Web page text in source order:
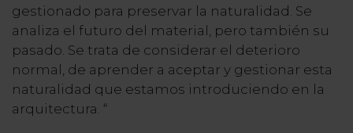
gestionado para preservar la naturalidad. Se
analiza el futuro del material, pero también su
pasado. Se trata de considerar el deterioro
normal, de aprender a aceptar y gestionar esta
naturalidad que estamos introduciendo en la
arquitectura. “